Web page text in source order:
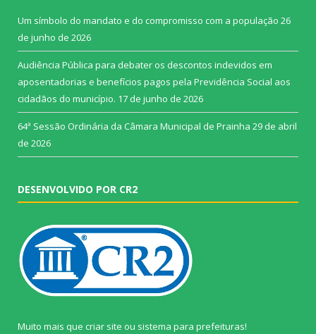
Um símbolo do mandato e do compromisso com a população 26
de junho de 2026
Audiência Pública para debater os descontos indevidos em
aposentadorias e benefícios pagos pela Previdência Social aos
cidadãos do município. 17 de junho de 2026
64ª Sessão Ordinária da Câmara Municipal de Prainha 29 de abril
de 2026
DESENVOLVIDO POR CR2
Muito mais que criar site ou sistema para prefeituras!